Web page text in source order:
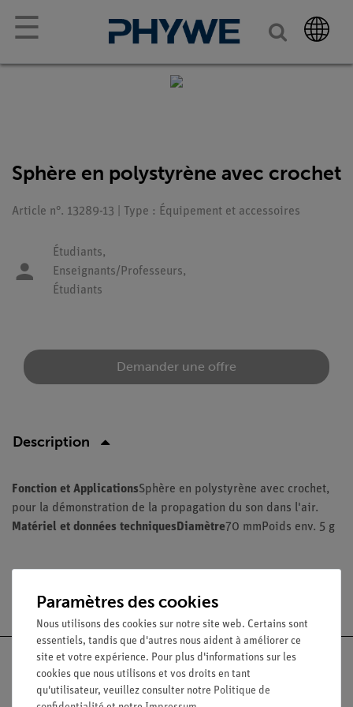
☰
Sphère en polystyrène avec crochet
Article n°. 13289-13 | Type : Équipement et accessoires
Étudiants,
Enseignants/Professeurs,
Étudiants
Demander une offre
Description
Fonction et ApplicationsSphère en polystyrène avec crochet,
pour la démonstration de la propagation du son dans l'air.
Matériel et données techniquesDiamètre70 mmPoids env. 5 g
Livraison gratuite à partir de 300,- €.
Paramètres des cookies
Nous utilisons des cookies sur notre site web. Certains sont
essentiels, tandis que d'autres nous aident à améliorer ce
site et votre expérience. Pour plus d'informations sur les
cookies que nous utilisons et vos droits en tant
qu'utilisateur, veuillez consulter notre Politique de